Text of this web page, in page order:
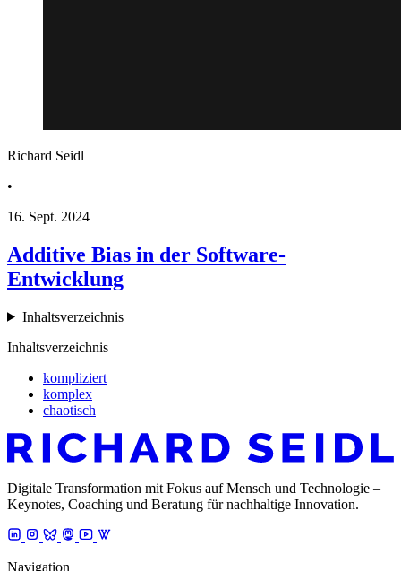
Richard Seidl
•
16. Sept. 2024
Additive Bias in der Software-
Entwicklung
Inhaltsverzeichnis
Inhaltsverzeichnis
kompliziert
komplex
chaotisch
Digitale Transformation mit Fokus auf Mensch und Technologie –
Keynotes, Coaching und Beratung für nachhaltige Innovation.
Navigation